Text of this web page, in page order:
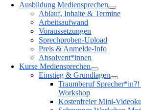
Ausbildung Mediensprechen
Ablauf, Inhalte & Termine
Arbeitsaufwand
Voraussetzungen
Sprechproben-Upload
Preis & Anmelde-Info
Absolvent*innen
Kurse Mediensprechen
Einstieg & Grundlagen
Traumberuf
Workshop
Kostenfreier Mini-